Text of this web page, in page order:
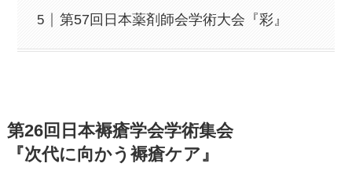
第57回日本薬剤師会学術大会『彩』
第26回日本褥瘡学会学術集会
『次代に向かう褥瘡ケア』